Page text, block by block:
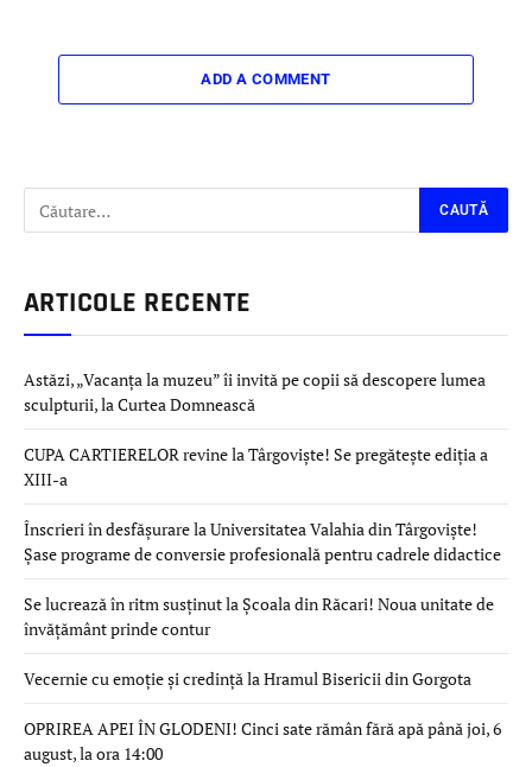
ADD A COMMENT
ARTICOLE RECENTE
Astăzi, „Vacanța la muzeu” îi invită pe copii să descopere lumea
sculpturii, la Curtea Domnească
CUPA CARTIERELOR revine la Târgoviște! Se pregătește ediția a
XIII-a
Înscrieri în desfășurare la Universitatea Valahia din Târgoviște!
Șase programe de conversie profesională pentru cadrele didactice
Se lucrează în ritm susținut la Școala din Răcari! Noua unitate de
învățământ prinde contur
Vecernie cu emoție și credință la Hramul Bisericii din Gorgota
OPRIREA APEI ÎN GLODENI! Cinci sate rămân fără apă până joi, 6
august, la ora 14:00